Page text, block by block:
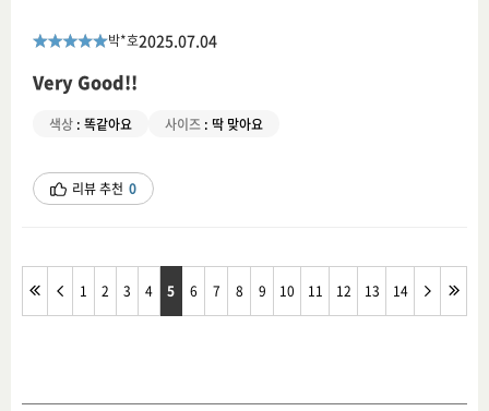
박*호2025.07.04
Very Good!!
색상 : 똑같아요 사이즈 : 딱 맞아요
리뷰 추천 0
1 2 3 4 5 6 7 8 9 10 11 12 13 14